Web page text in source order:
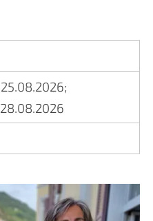
25.08.2026;
28.08.2026